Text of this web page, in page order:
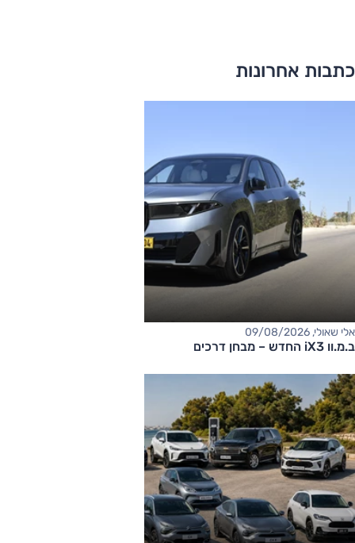
כתבות אחרונות
אלי שאולי, 09/08/2026
ב.מ.וו iX3 החדש – מבחן דרכים